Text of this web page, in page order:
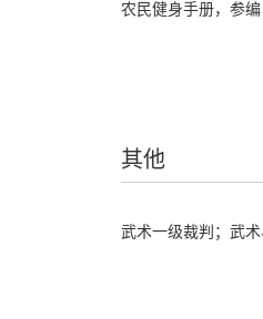
农民健身手册，参
其他
武术一级裁判；武